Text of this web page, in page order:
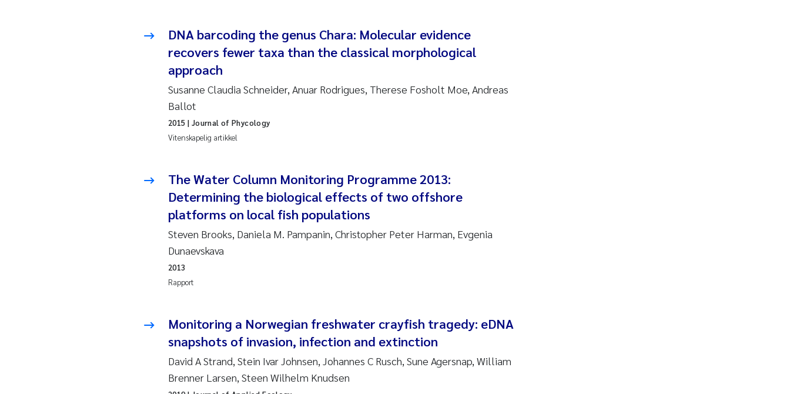
Vladyslava Hostyeva
Roar Brænden
Merete Schøyen
Prem Chand
Thorjørn Larssen
DNA barcoding the genus Chara: Molecular evidence
recovers fewer taxa than the classical morphological
approach
Susanne Claudia Schneider, Anuar Rodrigues, Therese Fosholt Moe, Andreas
Ballot
Vitenskapelig artikkel
2015 | Journal of Phycology
The Water Column Monitoring Programme 2013:
Determining the biological effects of two offshore
platforms on local fish populations
Steven Brooks, Daniela M. Pampanin, Christopher Peter Harman, Evgenia
Dunaevskava
Rapport
2013
Monitoring a Norwegian freshwater crayfish tragedy: eDNA
snapshots of invasion, infection and extinction
David A Strand, Stein Ivar Johnsen, Johannes C Rusch, Sune Agersnap, William
Brenner Larsen, Steen Wilhelm Knudsen